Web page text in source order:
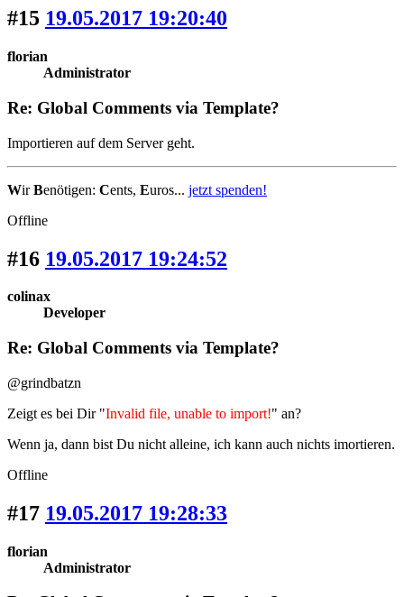
#15 19.05.2017 19:20:40
florian
Administrator
Re: Global Comments via Template?
Importieren auf dem Server geht.
WirBenötigen: Cents, Euros... jetzt spenden!
Offline
#16 19.05.2017 19:24:52
colinax
Developer
Re: Global Comments via Template?
@grindbatzn
Zeigt es bei Dir "Invalid file, unable to import!" an?
Wenn ja, dann bist Du nicht alleine, ich kann auch nichts imortieren.
Offline
#17 19.05.2017 19:28:33
florian
Administrator